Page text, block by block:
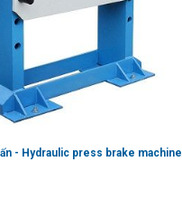
- Hydraulic press brake machine